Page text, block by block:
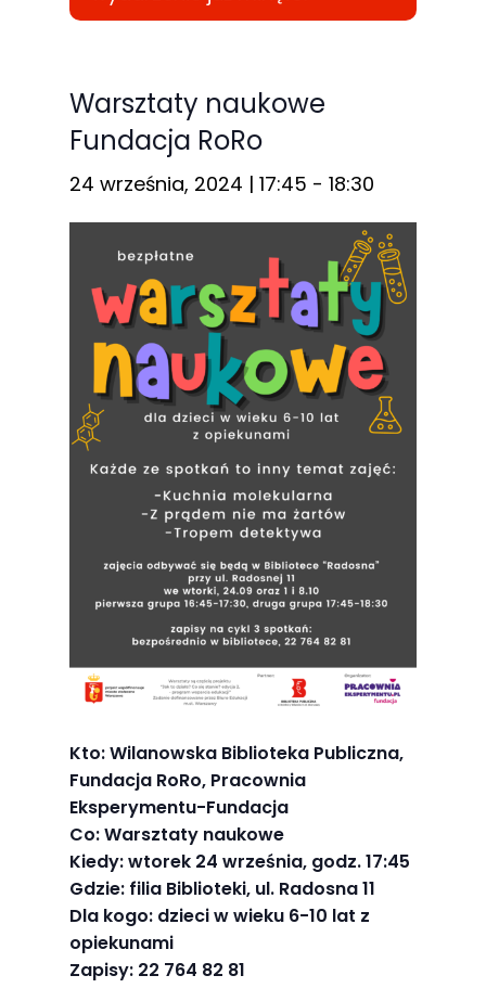
Warsztaty naukowe
Fundacja RoRo
24 września, 2024 | 17:45 - 18:30
Kto: Wilanowska Biblioteka Publiczna,
Fundacja RoRo, Pracownia
Eksperymentu-Fundacja
Co: Warsztaty naukowe
Kiedy: wtorek 24 września, godz. 17:45
Gdzie: filia Biblioteki, ul. Radosna 11
Dla kogo: dzieci w wieku 6-10 lat z
opiekunami
Zapisy: 22 764 82 81
Te pliki cookie
nie są
opcjonalne. Są
one potrzebne
internetowej.
Statystyka
Abyśmy mogli
poprawić
funkcjonalność
tego, jak
używana.
Doświadczenie
Aby nasza
strona
internetowa
działała jak
najlepiej
podczas
twojego
przejścia na nią.